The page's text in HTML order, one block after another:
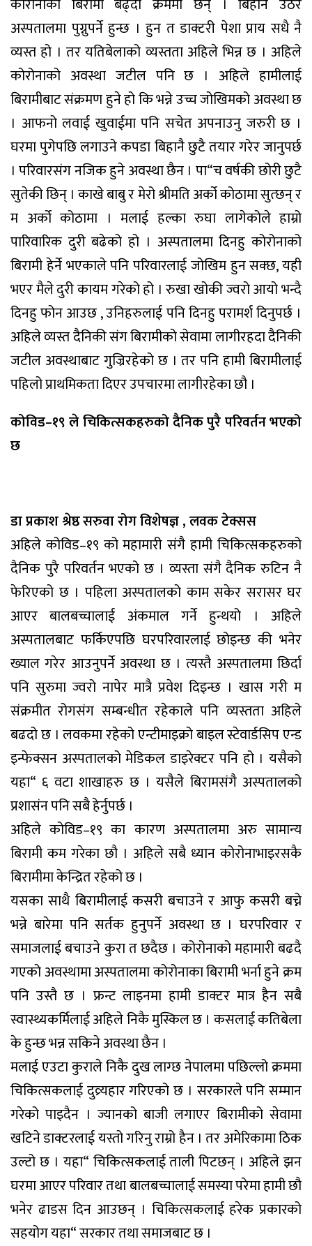
कोरोनाका बिरामी बढ्दो क्रममा छन् । बिहानै उठेर
अस्पतालमा पुग्नुपर्ने हुन्छ । हुन त डाक्टरी पेशा प्राय सधै नै
व्यस्त हो । तर यतिबेलाको व्यस्तता अहिले भिन्न छ । अहिले
कोरोनाको अवस्था जटील पनि छ । अहिले हामीलाई
बिरामीबाट संक्रमण हुने हो कि भन्ने उच्च जोखिमको अवस्था छ
। आफनो लवाई खुवाईमा पनि सचेत अपनाउनु जरुरी छ ।
घरमा पुगेपछि लगाउने कपडा बिहानै छुटै तयार गरेर जानुपर्छ
। परिवारसंग नजिक हुने अवस्था छैन । पा“च वर्षकी छोरी छुटै
सुतेकी छिन् । काखे बाबु र मेरो श्रीमति अर्को कोठामा सुत्छन् र
म अर्को कोठामा । मलाई हल्का रुघा लागेकोले हाम्रो
पारिवारिक दुरी बढेको हो । अस्पतालमा दिनहु कोरोनाको
बिरामी हेर्ने भएकाले पनि परिवारलाई जोखिम हुन सक्छ, यही
भएर मैले दुरी कायम गरेको हो । रुखा खोकी ज्वरो आयो भन्दै
दिनहु फोन आउछ , उनिहरुलाई पनि दिनहु परामर्श दिनुपर्छ ।
अहिले व्यस्त दैनिकी संग बिरामीको सेवामा लागीरहदा दैनिकी
जटील अवस्थाबाट गुज्रिरहेको छ । तर पनि हामी बिरामीलाई
पहिलो प्राथमिकता दिएर उपचारमा लागीरहेका छौ ।
कोविड–१९ ले चिकित्सकहरुको दैनिक पुरै परिवर्तन भएको
छ
डा प्रकाश श्रेष्ठसरुवा रोग विशेषज्ञ , लवक टेक्सस
अहिले कोविड–१९ को महामारी संगै हामी चिकित्सकहरुको
दैनिक पुरै परिवर्तन भएको छ । व्यस्ता संगै दैनिक रुटिन नै
फेरिएको छ । पहिला अस्पतालको काम सकेर सरासर घर
आएर बालबच्चालाई अंकमाल गर्ने हुन्थयो । अहिले
अस्पतालबाट फर्किएपछि घरपरिवारलाई छोइन्छ की भनेर
ख्याल गरेर आउनुपर्ने अवस्था छ । त्यस्तै अस्पतालमा छिर्दा
पनि सुरुमा ज्वरो नापेर मात्रै प्रवेश दिइन्छ । खास गरी म
संक्रमीत रोगसंग सम्बन्धीत रहेकाले पनि व्यस्तता अहिले
बढदो छ । लवकमा रहेको एन्टीमाइक्रो बाइल स्टेवार्डसिप एन्ड
इन्फेक्सन अस्पतालको मेडिकल डाइरेक्टर पनि हो । यसैको
यहा“ ६ वटा शाखाहरु छ । यसैले बिरामसंगै अस्पतालको
प्रशासंन पनि सबै हेर्नुपर्छ ।
अहिले कोविड–१९ का कारण अस्पतालमा अरु सामान्य
बिरामी कम गरेका छौ । अहिले सबै ध्यान कोरोनाभाइरसकै
बिरामीमा केन्द्रित रहेको छ ।
यसका साथै बिरामीलाई कसरी बचाउने र आफु कसरी बच्ने
भन्ने बारेमा पनि सर्तक हुनुपर्ने अवस्था छ । घरपरिवार र
समाजलाई बचाउने कुरा त छदैछ । कोरोनाको महामारी बढदै
गएको अवस्थामा अस्पतालमा कोरोनाका बिरामी भर्ना हुने क्रम
पनि उस्तै छ । फ्रन्ट लाइनमा हामी डाक्टर मात्र हैन सबै
स्वास्थ्यकर्मिलाई अहिले निकै मुस्किल छ । कसलाई कतिबेला
के हुन्छ भन्न सकिने अवस्था छैन ।
मलाई एउटा कुराले निकै दुख लाग्छ नेपालमा पछिल्लो क्रममा
चिकित्सकलाई दुव्र्यहार गरिएको छ । सरकारले पनि सम्मान
गरेको पाइदैन । ज्यानको बाजी लगाएर बिरामीको सेवामा
खटिने डाक्टरलाई यस्तो गरिनु राम्रो हैन । तर अमेरिकामा ठिक
उल्टो छ । यहा“ चिकित्सकलाई ताली पिटछन् । अहिले झन
घरमा आएर परिवार तथा बालबच्चालाई समस्या परेमा हामी छौ
भनेर ढाडस दिन आउछन् । चिकित्सकलाई हरेक प्रकारको
सहयोग यहा“ सरकार तथा समाजबाट छ ।